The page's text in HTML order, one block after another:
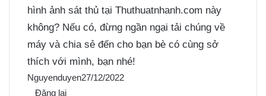
hình ảnh sát thủ tại Thuthuatnhanh.com này
không? Nếu có, đừng ngần ngại tải chúng về
máy và chia sẻ đến cho bạn bè có cùng sở
thích với mình, bạn nhé!
Nguyenduyen27/12/2022
Đăng lại